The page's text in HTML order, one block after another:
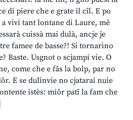
di piere che e grate il cîl. E po
vivi tant lontane di Laure, mê
cuissà mai dulà, ancje je
famee de basse?! Si tornarìno
Baste. Usgnot o scjampi vie. O
come che e fâs la bolp, par no
E se dulinvie no cjatarai nuie
istès: miôr patî la fam che